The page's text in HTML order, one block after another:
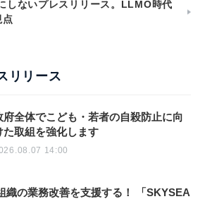
しないプレスリリース。LLMO時代
点
リリース
府全体でこども・若者の自殺防止に向
た取組を強化します
14:00
織の業務改善を支援する！ 「SKYSEA